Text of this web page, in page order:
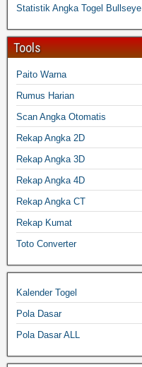
Statistik Angka Togel Bullseye
Tools
Paito Warna
Rumus Harian
Scan Angka Otomatis
Rekap Angka 2D
Rekap Angka 3D
Rekap Angka 4D
Rekap Angka CT
Rekap Kumat
Toto Converter
Kalender Togel
Pola Dasar
Pola Dasar ALL